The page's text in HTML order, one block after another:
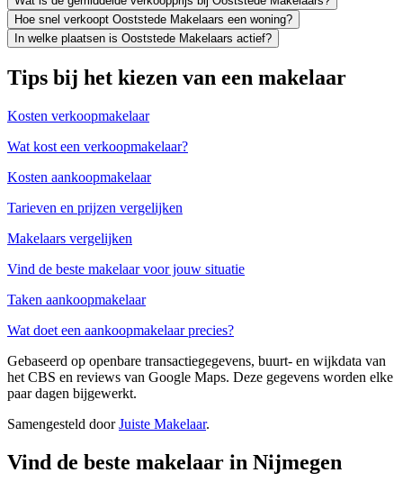
Hoe snel verkoopt Ooststede Makelaars een woning?
In welke plaatsen is Ooststede Makelaars actief?
Tips bij het kiezen van een makelaar
Kosten verkoopmakelaar
Wat kost een verkoopmakelaar?
Kosten aankoopmakelaar
Tarieven en prijzen vergelijken
Makelaars vergelijken
Vind de beste makelaar voor jouw situatie
Taken aankoopmakelaar
Wat doet een aankoopmakelaar precies?
Gebaseerd op openbare transactiegegevens, buurt- en wijkdata van
het CBS en reviews van Google Maps. Deze gegevens worden elke
paar dagen bijgewerkt.
Samengesteld doorJuiste Makelaar.
Vind de beste makelaar in Nijmegen